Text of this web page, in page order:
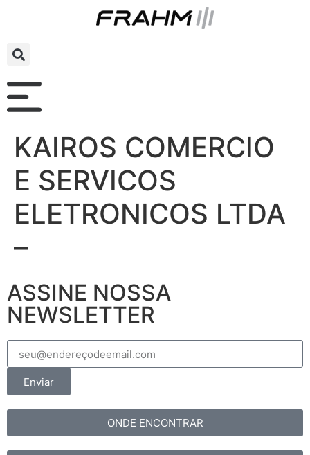
KAIROS COMERCIO
E SERVICOS
ELETRONICOS LTDA
–
ASSINE NOSSA
NEWSLETTER
Enviar
ONDE ENCONTRAR